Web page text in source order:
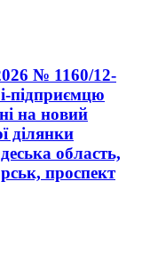
№ 1160/12-
підприємцю
на новий
ділянки
область,
проспект